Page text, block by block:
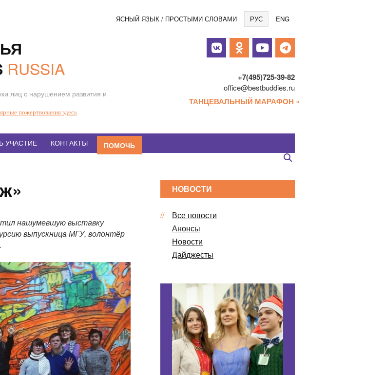
ЯСНЫЙ ЯЗЫК / ПРОСТЫМИ СЛОВАМИ РУС ENG
RUSSIA
лиц с нарушением развития и
+7(495)725-39-82
office@bestbuddies.ru
ТАНЦЕВАЛЬНЫЙ МАРАФОН »
пожертвования здесь
УЧАСТИЕ КОНТАКТЫ ПОМОЧЬ
нашумевшую выставку
выпускница МГУ, волонтёр
НОВОСТИ
Все новости
Анонсы
Новости
Дайджесты